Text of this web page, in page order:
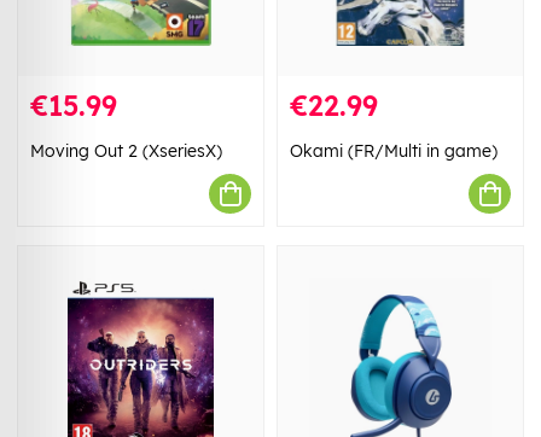
€15.99
Moving Out 2 (XseriesX)
€22.99
Okami (FR/Multi in game)